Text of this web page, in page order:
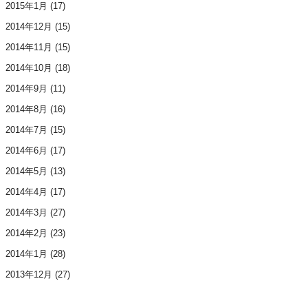
2015年1月 (17)
2014年12月 (15)
2014年11月 (15)
2014年10月 (18)
2014年9月 (11)
2014年8月 (16)
2014年7月 (15)
2014年6月 (17)
2014年5月 (13)
2014年4月 (17)
2014年3月 (27)
2014年2月 (23)
2014年1月 (28)
2013年12月 (27)